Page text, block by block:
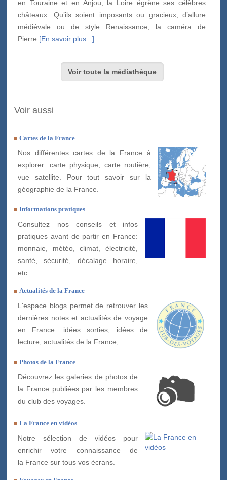
en Touraine et en Anjou, la Loire égrène ses célèbres
châteaux. Qu’ils soient imposants ou gracieux, d’allure
médiévale ou de style Renaissance, la caméra de
Pierre [En savoir plus...]
Voir toute la médiathèque
Voir aussi
Cartes de la France
Nos différentes cartes de la France à
explorer: carte physique, carte routière,
vue satellite. Pour tout savoir sur la
géographie de la France.
Informations pratiques
Consultez nos conseils et infos
pratiques avant de partir en France:
monnaie, météo, climat, électricité,
santé, sécurité, décalage horaire,
etc.
Actualités de la France
L'espace blogs permet de retrouver les
dernières notes et actualités de voyage
en France: idées sorties, idées de
lecture, actualités de la France, ...
Photos de la France
Découvrez les galeries de photos de
la France publiées par les membres
du club des voyages.
La France en vidéos
Notre sélection de vidéos pour
enrichir votre connaissance de
la France sur tous vos écrans.